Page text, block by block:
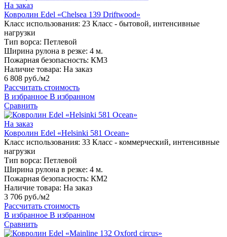
На заказ
Ковролин Edel «Chelsea 139 Driftwood»
Класс использования: 23 Класс - бытовой, интенсивные
нагрузки
Тип ворса: Петлевой
Ширина рулона в резке: 4 м.
Пожарная безопасность: КМ3
Наличие товара: На заказ
6 808 руб./м2
Рассчитать стоимость
В избранное В избранном
Сравнить
На заказ
Ковролин Edel «Helsinki 581 Ocean»
Класс использования: 33 Класс - коммерческий, интенсивные
нагрузки
Тип ворса: Петлевой
Ширина рулона в резке: 4 м.
Пожарная безопасность: КМ2
Наличие товара: На заказ
3 706 руб./м2
Рассчитать стоимость
В избранное В избранном
Сравнить